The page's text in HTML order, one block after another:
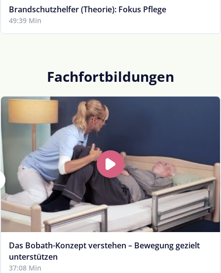
Brandschutzhelfer (Theorie): Fokus Pflege
49:39 Min
Fachfortbildungen
Das Bobath-Konzept verstehen – Bewegung gezielt
unterstützen
37:08 Min